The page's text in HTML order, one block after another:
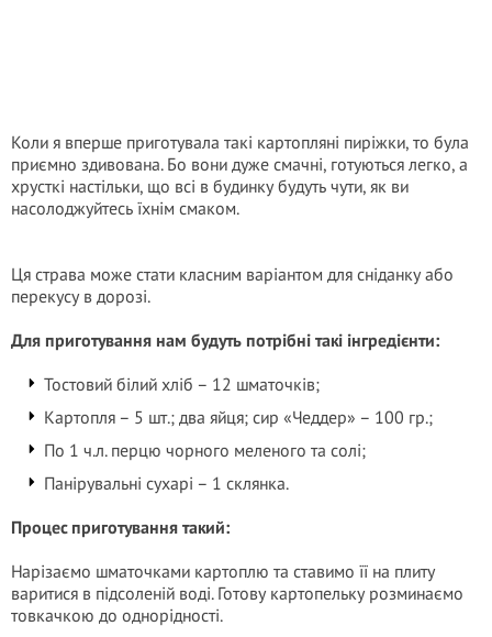
Коли я вперше приготувала такі картопляні пиріжки, то була
приємно здивована. Бо вони дуже смачні, готуються легко, а
хрусткі настільки, що всі в будинку будуть чути, як ви
насолоджуйтесь їхнім смаком.
Ця страва може стати класним варіантом для сніданку або
перекусу в дорозі.
Для приготування нам будуть потрібні такі інгредієнти:
Тостовий білий хліб – 12 шматочків;
Картопля – 5 шт.; два яйця; сир «Чеддер» – 100 гр.;
По 1 ч.л. перцю чорного меленого та солі;
Панірувальні сухарі – 1 склянка.
Процес приготування такий:
Нарізаємо шматочками картоплю та ставимо її на плиту
варитися в підсоленій воді. Готову картопельку розминаємо
товкачкою до однорідності.